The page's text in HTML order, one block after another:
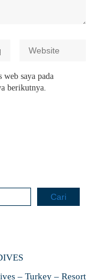
web saya pada
berikutnya.
Cari
– Turkey – Resort